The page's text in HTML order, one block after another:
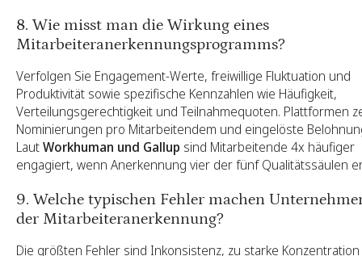
8. Wie misst man die Wirkung eines
Mitarbeiteranerkennungsprogramms?
Verfolgen Sie Engagement-Werte, freiwillige Fluktuation und
Produktivität sowie spezifische Kennzahlen wie Häufigkeit,
Verteilungsgerechtigkeit und Teilnahmequoten. Plattformen
Nominierungen pro Mitarbeitendem und eingelöste
LautWorkhuman und Gallup sind Mitarbeitende 4x häufiger
engagiert, wenn Anerkennung vier der fünf Qualitätssäulen
9. Welche typischen Fehler machen
der Mitarbeiteranerkennung?
Die größten Fehler sind Inkonsistenz, zu starke